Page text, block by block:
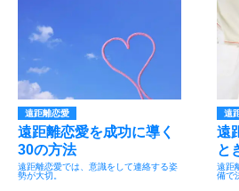
遠距離恋愛
遠距離恋愛を成功に導く
30の方法
遠距離恋愛では、意識をして連絡する姿
勢が大切。
遠
遠
と
遠距
備で